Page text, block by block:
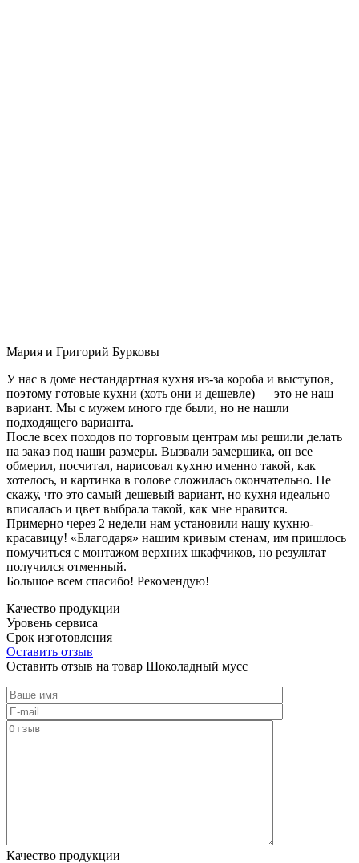
Мария и Григорий Бурковы
У нас в доме нестандартная кухня из-за короба и выступов,
поэтому готовые кухни (хоть они и дешевле) — это не наш
вариант. Мы с мужем много где были, но не нашли
подходящего варианта.
После всех походов по торговым центрам мы решили делать
на заказ под наши размеры. Вызвали замерщика, он все
обмерил, посчитал, нарисовал кухню именно такой, как
хотелось, и картинка в голове сложилась окончательно. Не
скажу, что это самый дешевый вариант, но кухня идеально
вписалась и цвет выбрала такой, как мне нравится.
Примерно через 2 недели нам установили нашу кухню-
красавицу! «Благодаря» нашим кривым стенам, им пришлось
помучиться с монтажом верхних шкафчиков, но результат
получился отменный.
Большое всем спасибо! Рекомендую!
Качество продукции
Уровень сервиса
Срок изготовления
Оставить отзыв
Оставить отзыв на товар Шоколадный мусс
Качество продукции